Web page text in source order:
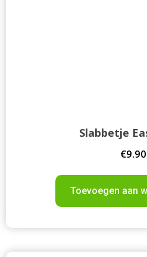
Slabbetje
€9.90
Toevoegen aan